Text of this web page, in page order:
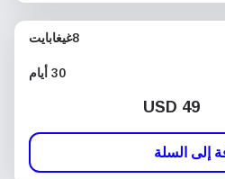
8غيغابايت
30 أيام
USD 49
إلى السلة